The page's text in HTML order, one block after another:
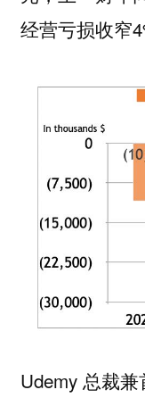
经营亏损收窄
Udemy 总裁